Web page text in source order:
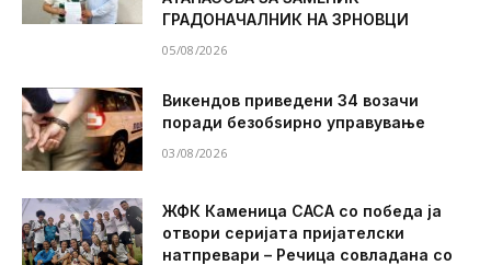
ГРАДОНАЧАЛНИК НА ЗРНОВЦИ
05/08/2026
Викендов приведени 34 возачи
поради безобѕирно управување
03/08/2026
ЖФК Каменица САСА со победа ја
отвори серијата пријателски
натпревари – Речица совладана со